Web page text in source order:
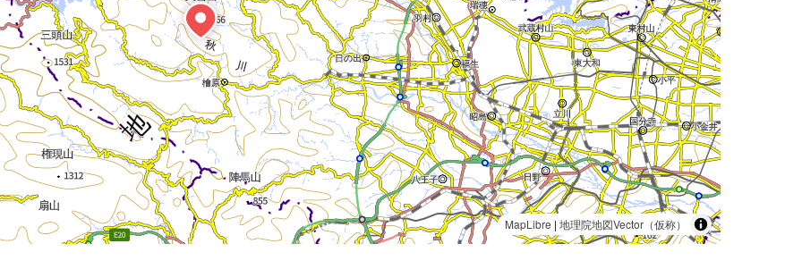
MapLibre |地理院地図Vector（仮称）